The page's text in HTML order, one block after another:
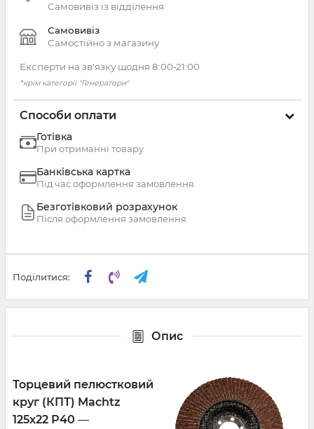
Самовивіз із відділення
Самовивіз
Самостійно з магазину
Експерти на зв'язку щодня 8:00‑21:00
*крім категорії "Генератори"
Способи оплати
Готівка
При отриманні товару
Банківська картка
Під час оформлення замовлення
Безготівковий розрахунок
Після оформлення замовлення
Поділитися:
Опис
Торцевий пелюстковий
круг (КПТ) Machtz
125х22 Р40 —